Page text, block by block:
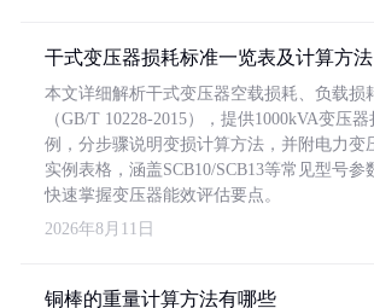
干式变压器损耗标准一览表及计算方法
本文详细解析干式变压器空载损耗、负载损
（GB/T 10228-2015），提供1000kVA变压
例，分步骤说明变损计算方法，并附电力变
实例表格，涵盖SCB10/SCB13等常见型号参
快速掌握变压器能效评估要点。
2026年8月11日
铜棒的重量计算方法有哪些